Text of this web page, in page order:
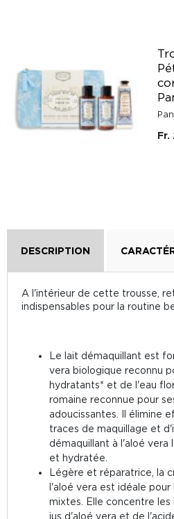
Fr.
DESCRIPTION
A l'intérieur de cette trousse,
indispensables pour la routine
Le lait démaquillant est
vera biologique reconnu
hydratants* et de l'eau
romaine reconnue pour
adoucissantes. Il élimine
traces de maquillage et
démaquillant à l'aloé vera
et hydratée.
Légère et réparatrice, la
l'aloé vera est idéale
mixtes. Elle concentre
jus d'aloé vera et de